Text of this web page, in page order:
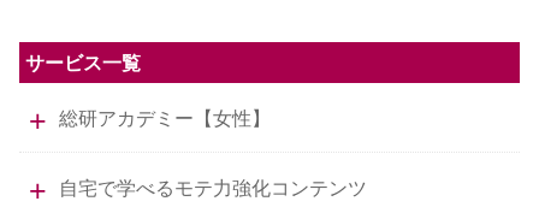
サービス一覧
総研アカデミー【女性】
自宅で学べるモテ力強化コンテンツ